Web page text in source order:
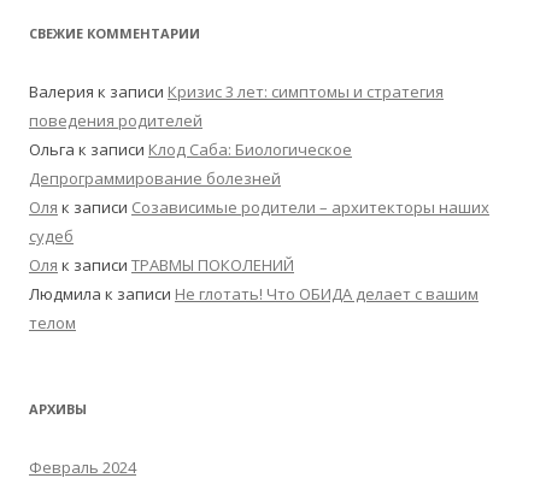
СВЕЖИЕ КОММЕНТАРИИ
Валерия к записи Кризис 3 лет: симптомы и стратегия
поведения родителей
Ольга к записи Клод Саба: Биологическое
Депрограммирование болезней
Оля к записи Созависимые родители – архитекторы наших
судеб
Оля к записи ТРАВМЫ ПОКОЛЕНИЙ
Людмила к записи Не глотать! Что ОБИДА делает с вашим
телом
АРХИВЫ
Февраль 2024